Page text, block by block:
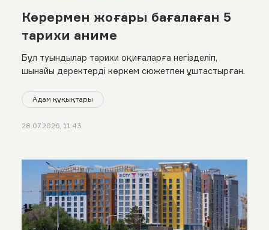
Көрермен жоғары бағалаған 5
тарихи аниме
Бұл туындылар тарихи оқиғаларға негізделіп,
шынайы деректерді көркем сюжетпен ұштастырған.
Адам құқықтары
28.07.2026, 11:43